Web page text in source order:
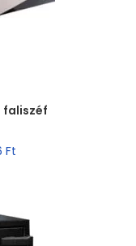
faliszéf
Ft